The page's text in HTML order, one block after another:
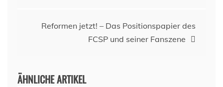
Reformen jetzt! – Das Positionspapier des
FCSP und seiner Fanszene
ÄHNLICHE ARTIKEL